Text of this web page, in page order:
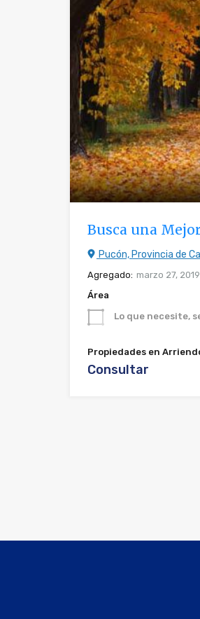
Busca una
Pucón, Provincia de
Agregado: marzo 27, 2019
Área
Lo que necesite,
Propiedades en
Consultar